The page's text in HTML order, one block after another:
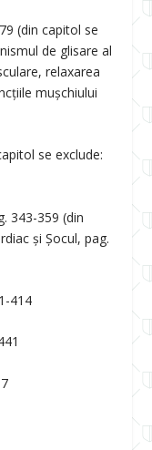
(din capitol se
de glisare al
relaxarea
mușchiului
se exclude:
343-359 (din
şi Şocul, pag.
414